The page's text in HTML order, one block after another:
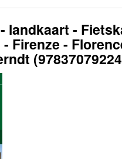
landkaart -
Firenze -